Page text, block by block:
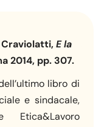
Craviolatti,E la
2014, pp. 307.
libro di
e sindacale,
Etica&Lavoro